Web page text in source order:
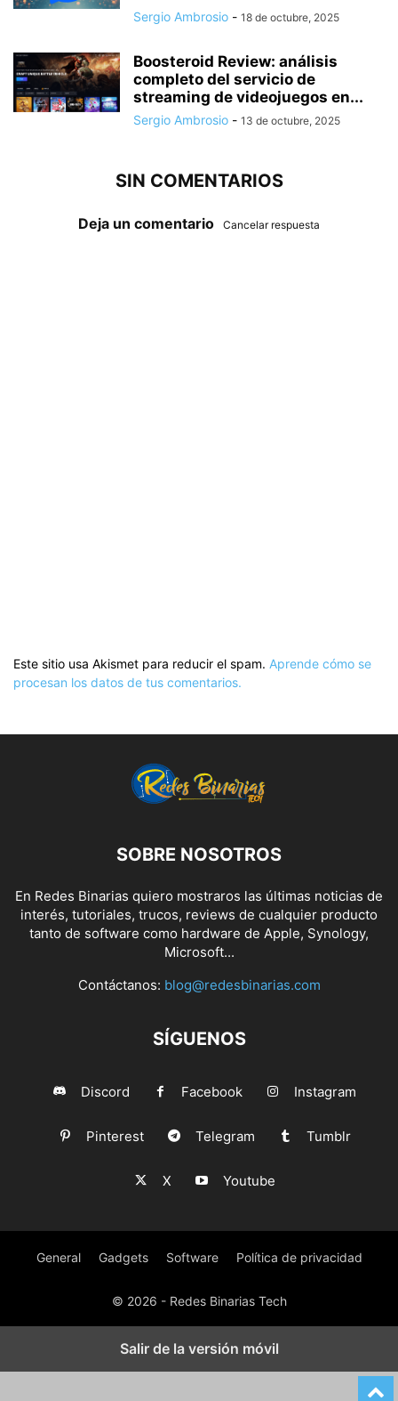
Sergio Ambrosio - 18 de octubre, 2025
Boosteroid Review: análisis
completo del servicio de
streaming de videojuegos en...
Sergio Ambrosio - 13 de octubre, 2025
SIN COMENTARIOS
Deja un comentario Cancelar respuesta
Este sitio usa Akismet para reducir el spam. Aprende cómo se
procesan los datos de tus comentarios.
SOBRE NOSOTROS
En Redes Binarias quiero mostraros las últimas noticias de
interés, tutoriales, trucos, reviews de cualquier producto
tanto de software como hardware de Apple, Synology,
Microsoft...
Contáctanos: blog@redesbinarias.com
SÍGUENOS
Discord Facebook Instagram
Pinterest Telegram Tumblr
X Youtube
General Gadgets Software Política de privacidad
© 2026 - Redes Binarias Tech
Salir de la versión móvil